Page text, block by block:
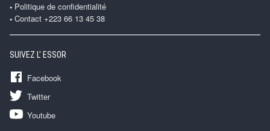
Politique de confidentialité
Contact +223 66 13 45 38
SUIVEZ L' ESSOR
Facebook
Twitter
Youtube